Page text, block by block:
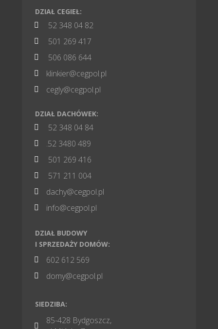
DZIAŁ CEGIEŁ:
 52 348 04 82
 501 269 417
 506 086 644
 klinkier@cegpol.pl
 cegly@cegpol.pl
DZIAŁ DACHÓWEK:
 52 348 04 84
 .52 3480 489
 501 269 416
 571 211 004
 dachy@cegpol.pl
 info@cegpol.pl
DZIAŁ BUDOWY
I SPRZEDAŻY DOMÓW:
 602 612 569
 domy@cegpol.pl
SIEDZIBA:

85-428 Bydgoszcz,